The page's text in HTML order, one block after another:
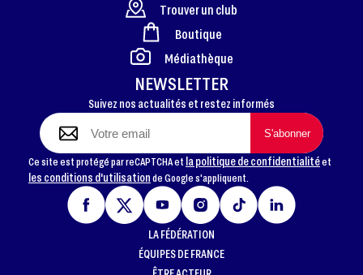
FOOTER
NEWSLETTER
Suivez nos actualités et restez informés
Ce site est protégé par reCAPTCHA et la politique de confidentialitéet
les conditions d'utilisationde Google s'appliquent.
Trouver un club
Boutique
Médiathèque
LA FÉDÉRATION
ÉQUIPES DE FRANCE